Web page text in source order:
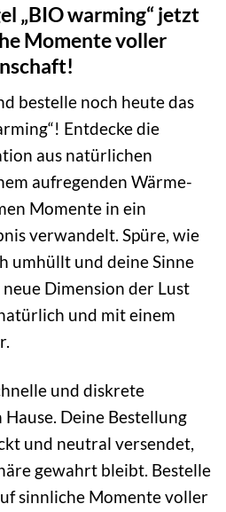
„BIO warming“ jetzt
Momente voller
bestelle noch heute das
Entdecke die
aus natürlichen
aufregenden Wärme-
Momente in ein
verwandelt. Spüre, wie
umhüllt und deine Sinne
Dimension der Lust
und mit einem
und diskrete
Deine Bestellung
und neutral versendet,
gewahrt bleibt. Bestelle
sinnliche Momente voller